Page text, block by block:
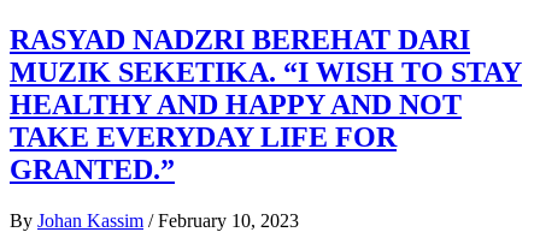
RASYAD NADZRI BEREHAT DARI
MUZIK SEKETIKA. “I WISH TO STAY
HEALTHY AND HAPPY AND NOT
TAKE EVERYDAY LIFE FOR
GRANTED.”
By Johan Kassim / February 10, 2023